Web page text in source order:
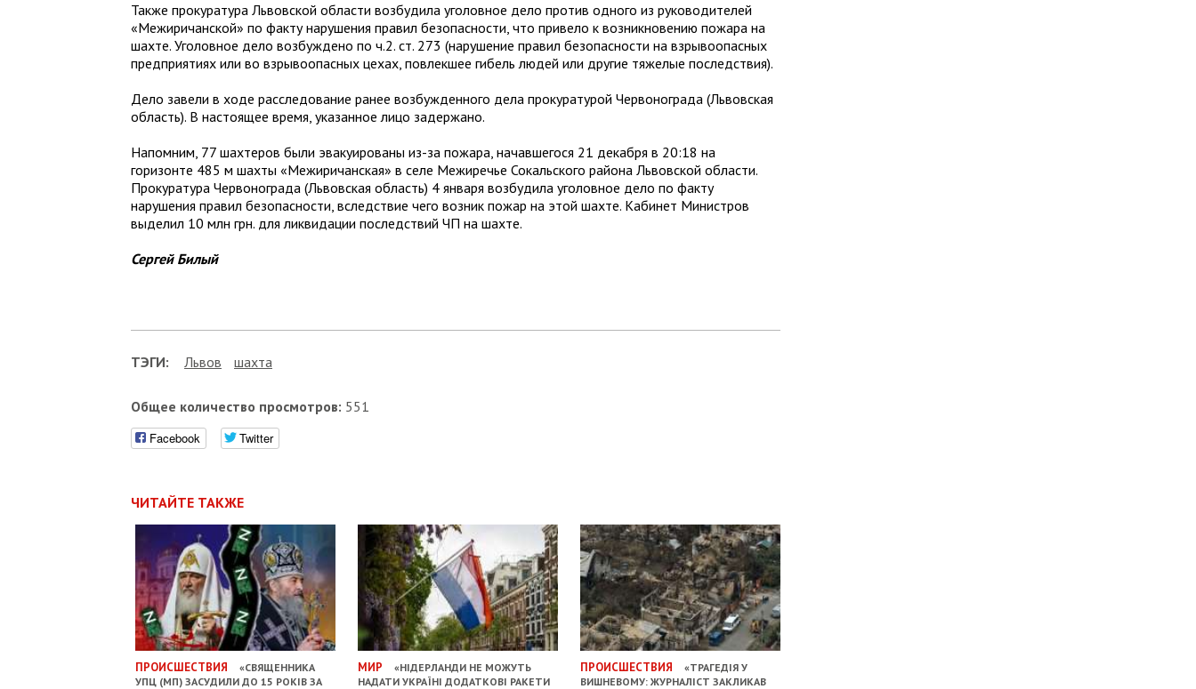
Также прокуратура Львовской области возбудила уголовное дело против одного из руководителей
«Межиричанской» по факту нарушения правил безопасности, что привело к возникновению пожара на
шахте. Уголовное дело возбуждено по ч.2. ст. 273 (нарушение правил безопасности на взрывоопасных
предприятиях или во взрывоопасных цехах, повлекшее гибель людей или другие тяжелые последствия).
Дело завели в ходе расследование ранее возбужденного дела прокуратурой Червонограда (Львовская
область). В настоящее время, указанное лицо задержано.
Напомним, 77 шахтеров были эвакуированы из-за пожара, начавшегося 21 декабря в 20:18 на
горизонте 485 м шахты «Межиричанская» в селе Межиречье Сокальского района Львовской области.
Прокуратура Червонограда (Львовская область) 4 января возбудила уголовное дело по факту
нарушения правил безопасности, вследствие чего возник пожар на этой шахте. Кабинет Министров
выделил 10 млн грн. для ликвидации последствий ЧП на шахте.
Сергей Билый
ТЭГИ: Львов шахта
Общее количество просмотров: 551
Facebook Twitter
ЧИТАЙТЕ ТАКЖЕ
ПРОИСШЕСТВИЯ
«СВЯЩЕННИКА
УПЦ (МП) ЗАСУДИЛИ ДО 15 РОКІВ ЗА
МИР
«НІДЕРЛАНДИ НЕ МОЖУТЬ
НАДАТИ УКРАЇНІ ДОДАТКОВІ РАКЕТИ
ПРОИСШЕСТВИЯ
«ТРАГЕДІЯ У
ВИШНЕВОМУ: ЖУРНАЛІСТ ЗАКЛИКАВ